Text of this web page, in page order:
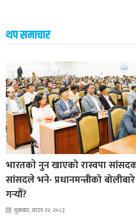
थप समाचार
भारतकाे नुन खाएको रास्वपा
सांसदले भने- प्रधानमन्त्रीको
गर्‍यौँ?
शुक्रबार, साउन २२, २०८३